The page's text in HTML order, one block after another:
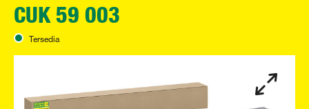
CUK 59 003
Tersedia